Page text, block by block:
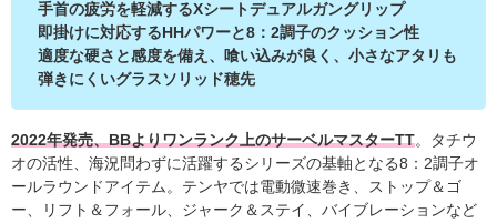
手首の疲労を軽減するXシートデュアルガングリップ
即掛けに対応するHHパワーと8：2調子のクッション性
適度な硬さと感度を備え、喰い込みが良く、小さなアタリも
弾きにくいグラスソリッド穂先
2022年発売、BBよりワンランク上のサーベルマスターTT。タチウ
オの活性、海況問わずに活躍するシリーズの基軸となる8：2調子オ
ールラウンドアイテム。テンヤでは電動微速巻き、ストップ＆ゴ
ー、リフト＆フォール、ジャーク＆ステイ、バイブレーションなど